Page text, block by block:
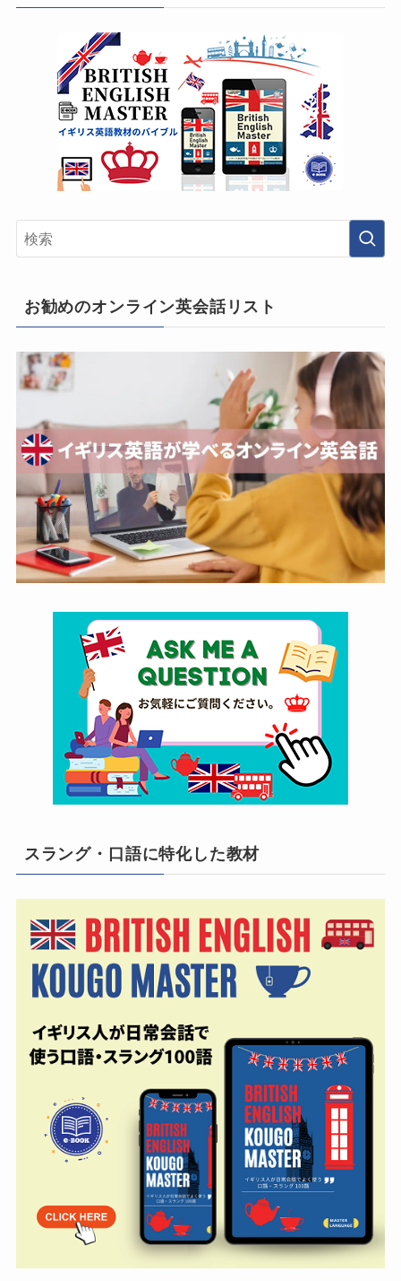
お勧めのオンライン英会話リスト
スラング・口語に特化した教材